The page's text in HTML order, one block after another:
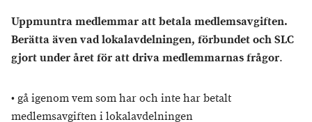
Uppmuntra medlemmar att betala medlemsavgiften.
Berätta även vad lokalavdelningen, förbundet och SLC
gjort under året för att driva medlemmarnas frågor.
• gå igenom vem som har och inte har betalt
medlemsavgiften i lokalavdelningen